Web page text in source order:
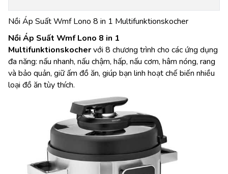
Nồi Áp Suất Wmf Lono 8 in 1 Multifunktionskocher
Nồi Áp Suất Wmf Lono 8 in 1
Multifunktionskochervới 8 chương trình cho các ứng dụng
đa năng: nấu nhanh, nấu chậm, hấp, nấu cơm, hâm nóng, rang
và bảo quản, giữ ấm đồ ăn, giúp bạn linh hoạt chế biến nhiều
loại đồ ăn tùy thích.